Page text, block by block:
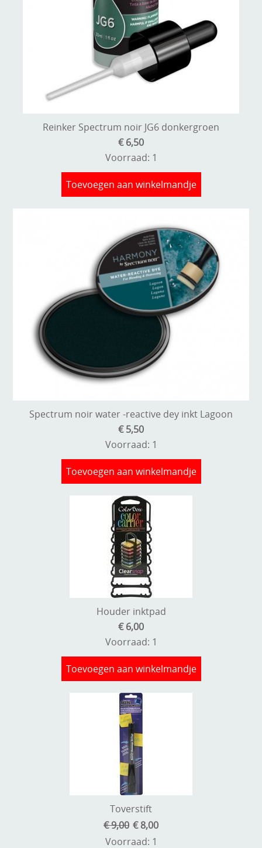
Reinker Spectrum noir JG6 donkergroen
€ 6,50
Voorraad: 1
Toevoegen aan winkelmandje
Spectrum noir water -reactive dey inkt Lagoon
€ 5,50
Voorraad: 1
Toevoegen aan winkelmandje
Houder inktpad
€ 6,00
Voorraad: 1
Toevoegen aan winkelmandje
Toverstift
€ 9,00 € 8,00
Voorraad: 1